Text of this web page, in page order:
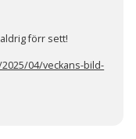
förr sett!
04/veckans-bild-